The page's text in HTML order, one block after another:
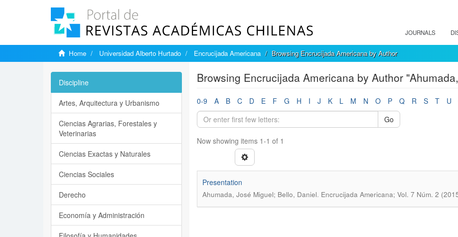
JOURNALS
Home Universidad Alberto Hurtado Encrucijada Americana Browsing Encrucijada Americana by Author
Browsing Encrucijada Americana by Author
0-9 A B C D E F G H I J K L M N O P Q R S T U
Go
Now showing items 1-1 of 1
Presentation
Ahumada, José Miguel; Bello, Daniel. Encrucijada Americana; Vol. 7 Núm. 2
Discipline
Artes, Arquitectura y Urbanismo
Ciencias Agrarias, Forestales y
Veterinarias
Ciencias Exactas y Naturales
Ciencias Sociales
Derecho
Economía y Administración